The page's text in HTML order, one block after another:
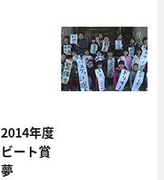
2014年度
ビート賞
夢